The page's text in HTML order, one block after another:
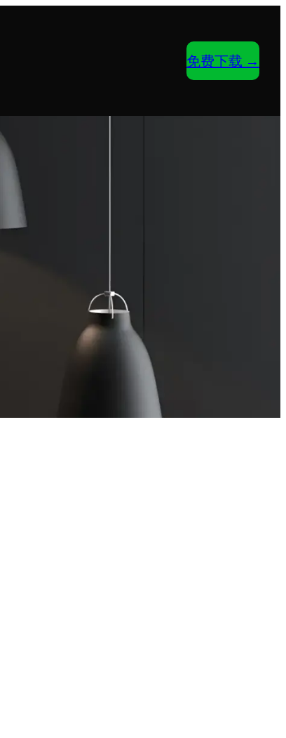
免费下载 →